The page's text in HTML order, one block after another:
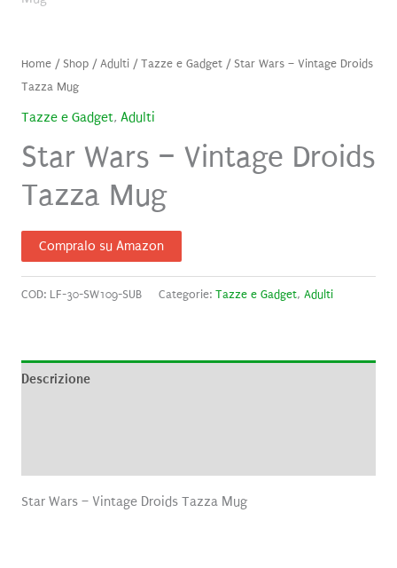
Home/ Shop/Adulti/Tazze e Gadget/ Star Wars – Vintage Droids
Tazza Mug
Tazze e Gadget, Adulti
Star Wars – Vintage Droids
Tazza Mug
Compralo su Amazon
COD: LF-30-SW109-SUB Categorie: Tazze e Gadget, Adulti
Descrizione
Star Wars – Vintage Droids Tazza Mug